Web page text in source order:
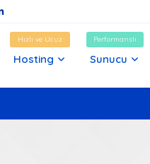
Hızlı ve Ucuz
Hosting
Performanslı
Sunucu